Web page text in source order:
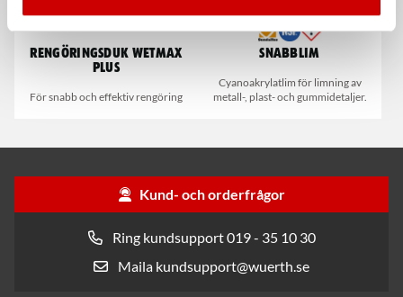
Rengöringsduk Wetmax
Plus
För snabb och effektiv rengöring
Snabblim
Cyanoakrylatlim för limning av
metall-, plast- och gummidetaljer.
Kund- och orderfrågor
Ring kundsupport 019 - 35 10 30
Maila kundsupport@wuerth.se